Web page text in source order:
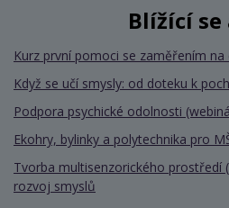
Blížící se
Kurz první pomoci se zaměřením na
Když se učí smysly: od doteku k
Podpora psychické odolnosti
Ekohry, bylinky a polytechnika pro
Tvorba multisenzorického prostředí
rozvoj smyslů